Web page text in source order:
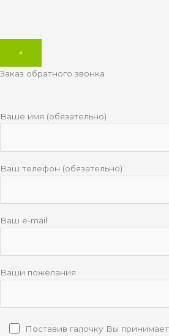
×
Заказ обратного звонка
Ваше имя (обязательно)
Ваш телефон (обязательно)
Ваш e-mail
Ваши пожелания
Поставив галочку Вы